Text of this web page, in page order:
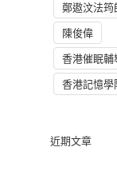
鄭遨汶法筠
陳俊偉
香港催眠
香港記憶學
近期文章